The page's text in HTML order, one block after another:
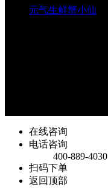
元气生鲜蟹小仙
在线咨询
电话咨询
400-889-4030
扫码下单
返回顶部